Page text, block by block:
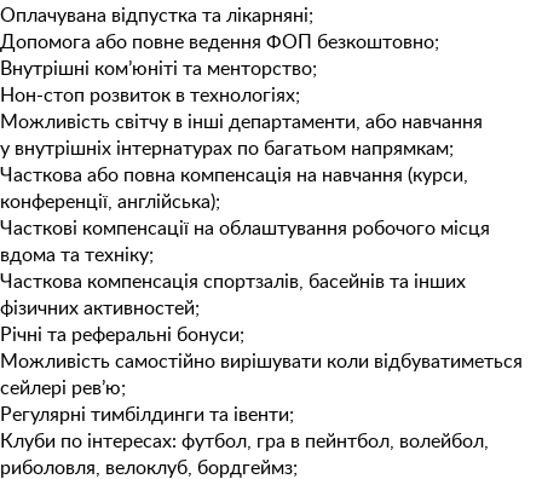
Оплачувана відпустка та лікарняні;
Допомога або повне ведення ФОП безкоштовно;
Внутрішні ком’юніті та менторство;
Нон-стоп розвиток в технологіях;
Можливість світчу в інші департаменти, або навчання
у внутрішніх інтернатурах по багатьом напрямкам;
Часткова або повна компенсація на навчання (курси,
конференції, англійська);
Часткові компенсації на облаштування робочого місця
вдома та техніку;
Часткова компенсація спортзалів, басейнів та інших
фізичних активностей;
Річні та реферальні бонуси;
Можливість самостійно вирішувати коли відбуватиметься
сейлері рев’ю;
Регулярні тимбілдинги та івенти;
Клуби по інтересах: футбол, гра в пейнтбол, волейбол,
риболовля, велоклуб, бордгеймз;